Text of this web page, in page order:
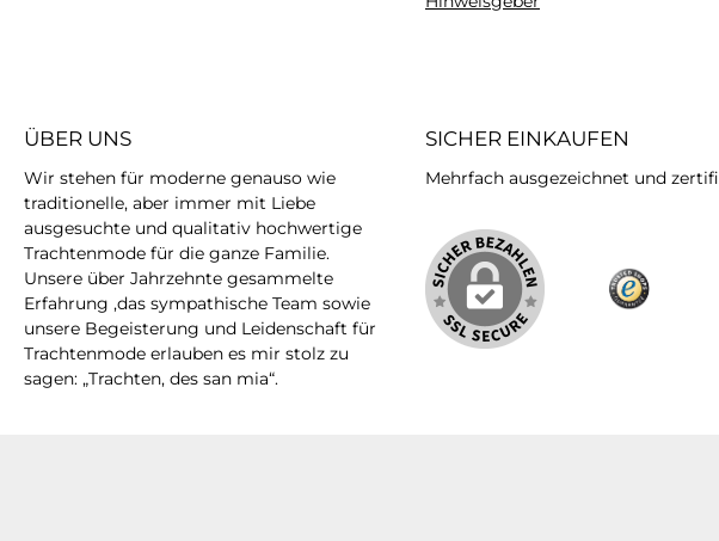
ÜBER UNS
Wir stehen für moderne genauso wie
traditionelle, aber immer mit Liebe
ausgesuchte und qualitativ hochwertige
Trachtenmode für die ganze Familie.
Unsere über Jahrzehnte gesammelte
Erfahrung ,das sympathische Team sowie
unsere Begeisterung und Leidenschaft für
Trachtenmode erlauben es mir stolz zu
sagen: „Trachten, des san mia“.
SICHER EINKAUFEN
Mehrfach ausgezeichnet und